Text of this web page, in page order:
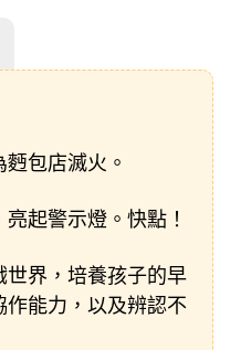
包店滅火。
起警示燈。快點！
界，培養孩子的早
能力，以及辨認不